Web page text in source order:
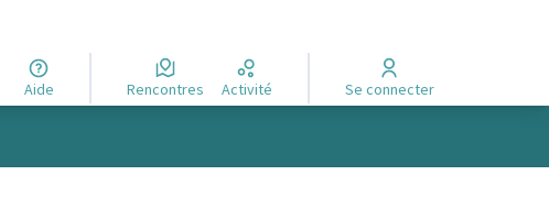
Aide Rencontres Activité Se connecter